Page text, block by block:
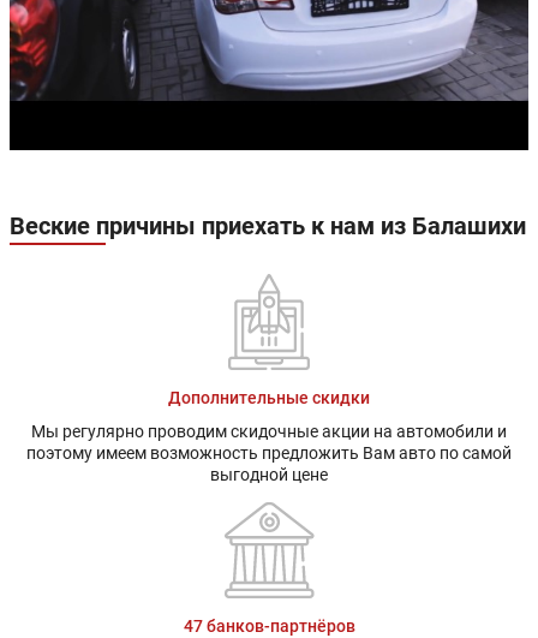
Веские причины приехать к нам из Балашихи
Дополнительные скидки
Мы регулярно проводим скидочные акции на автомобили и
поэтому имеем возможность предложить Вам авто по самой
выгодной цене
47 банков-партнёров